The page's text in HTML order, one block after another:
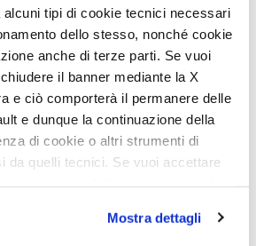
tipi di cookie tecnici necessari
dello stesso, nonché cookie
anche di terze parti. Se vuoi
il banner mediante la X
e ciò comporterà il permanere delle
e dunque la continuazione della
di cookie o altri strumenti di
da quelli tecnici. Se vuoi accettare
Se vuoi saperne di più clicca
Mostra dettagli